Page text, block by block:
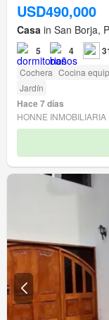
USD490,000
Casa in San Borja,
5 4
Cochera Cocina
Jardín
Hace 7 días
HONNE INMOBILIARIA